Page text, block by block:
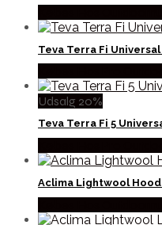
Teva Terra Fi
Udsalg 20%
Teva Terra Fi 5
Aclima Lightwool